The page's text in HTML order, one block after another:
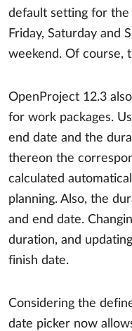
default setting for
Friday, Saturday and
weekend. Of course,
OpenProject 12.3
for work packages.
end date and the
thereon the
calculated
planning. Also, the
and end date.
duration, and
finish date.
Considering the
date picker now